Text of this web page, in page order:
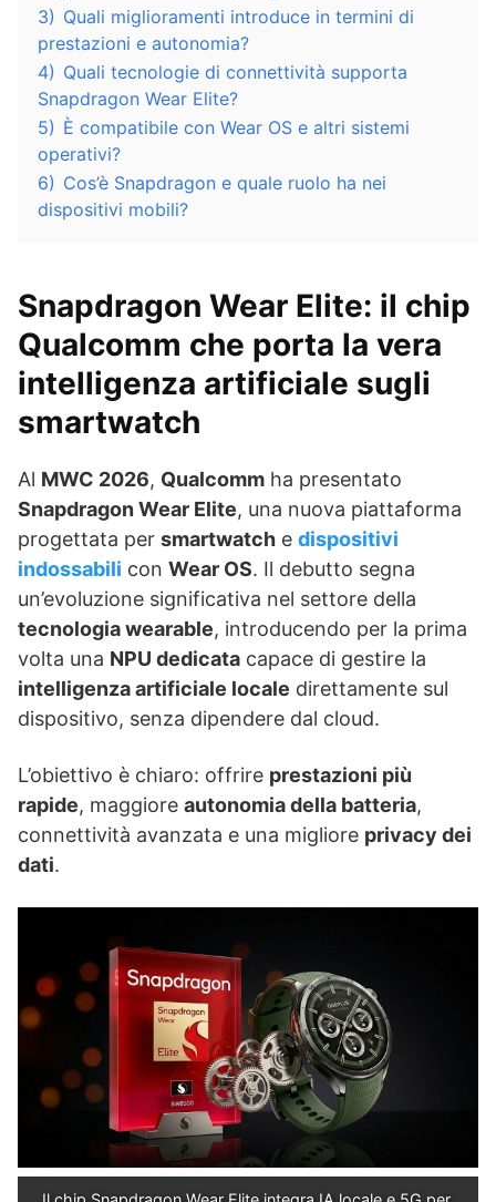
3) Quali miglioramenti introduce in termini di
prestazioni e autonomia?
4) Quali tecnologie di connettività supporta
Snapdragon Wear Elite?
5) È compatibile con Wear OS e altri sistemi
operativi?
6) Cos’è Snapdragon e quale ruolo ha nei
dispositivi mobili?
Snapdragon Wear Elite: il chip
Qualcomm che porta la vera
intelligenza artificiale sugli
smartwatch
Al MWC 2026, Qualcomm ha presentato
Snapdragon Wear Elite, una nuova piattaforma
progettata per smartwatch e dispositivi
indossabili con Wear OS. Il debutto segna
un’evoluzione significativa nel settore della
tecnologia wearable, introducendo per la prima
volta una NPU dedicata capace di gestire la
intelligenza artificiale locale direttamente sul
dispositivo, senza dipendere dal cloud.
L’obiettivo è chiaro: offrire prestazioni più
rapide, maggiore autonomia della batteria,
connettività avanzata e una migliore privacy dei
dati.